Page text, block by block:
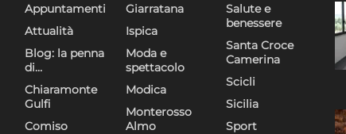
Appuntamenti
Attualità
Blog: la penna
di…
Chiaramonte
Gulfi
Comiso
Giarratana
Ispica
Moda e
spettacolo
Modica
Monterosso
Almo
Salute e
benessere
Santa Croce
Camerina
Scicli
Sicilia
Sport